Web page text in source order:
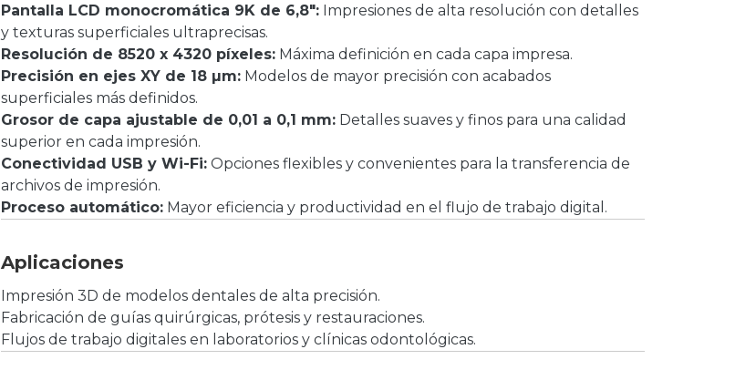
Pantalla LCD monocromática 9K de 6,8″:Impresiones de alta resolución con detalles
y texturas superficiales ultraprecisas.
Resolución de 8520 x 4320 píxeles:Máxima definición en cada capa impresa.
Precisión en ejes XY de 18 µm:Modelos de mayor precisión con acabados
superficiales más definidos.
Grosor de capa ajustable de 0,01 a 0,1 mm:Detalles suaves y finos para una calidad
superior en cada impresión.
Conectividad USB y Wi-Fi:Opciones flexibles y convenientes para la transferencia de
archivos de impresión.
Proceso automático:Mayor eficiencia y productividad en el flujo de trabajo digital.
Aplicaciones
Impresión 3D de modelos dentales de alta precisión.
Fabricación de guías quirúrgicas, prótesis y restauraciones.
Flujos de trabajo digitales en laboratorios y clínicas odontológicas.